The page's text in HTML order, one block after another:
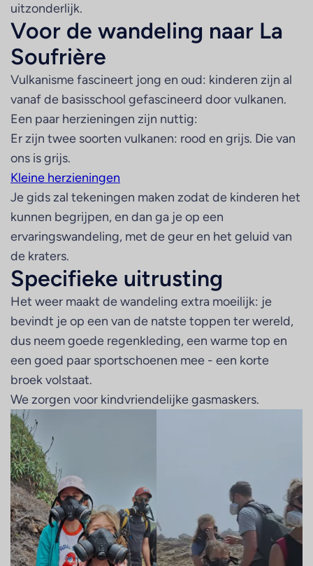
uitzonderlijk.
Voor de wandeling naar La
Soufrière
Vulkanisme fascineert jong en oud: kinderen zijn al
vanaf de basisschool gefascineerd door vulkanen.
Een paar herzieningen zijn nuttig:
Er zijn twee soorten vulkanen: rood en grijs. Die van
ons is grijs.
Kleine herzieningen
Je gids zal tekeningen maken zodat de kinderen het
kunnen begrijpen, en dan ga je op een
ervaringswandeling, met de geur en het geluid van
de kraters.
Specifieke uitrusting
Het weer maakt de wandeling extra moeilijk: je
bevindt je op een van de natste toppen ter wereld,
dus neem goede regenkleding, een warme top en
een goed paar sportschoenen mee - een korte
broek volstaat.
We zorgen voor kindvriendelijke gasmaskers.